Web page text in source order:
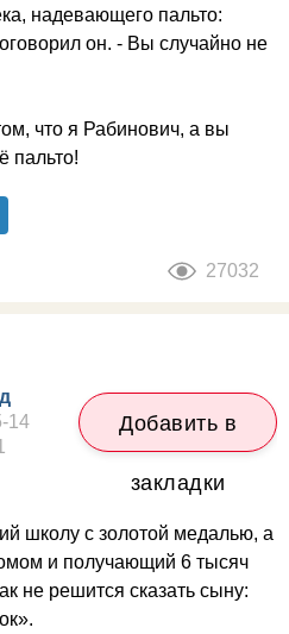
надевающего пальто:
он. - Вы случайно не
что я Рабинович, а вы
пальто!
27032
14
Добавить в
закладки
школу с золотой медалью, а
и получающий 6 тысяч
не решится сказать сыну: